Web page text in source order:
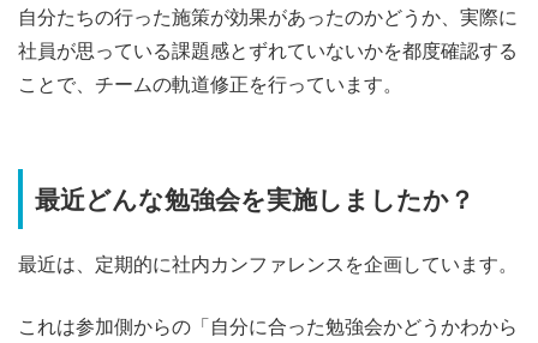
自分たちの行った施策が効果があったのかどうか、実際に
社員が思っている課題感とずれていないかを都度確認する
ことで、チームの軌道修正を行っています。
最近どんな勉強会を実施しましたか？
最近は、定期的に社内カンファレンスを企画しています。
これは参加側からの「自分に合った勉強会かどうかわから